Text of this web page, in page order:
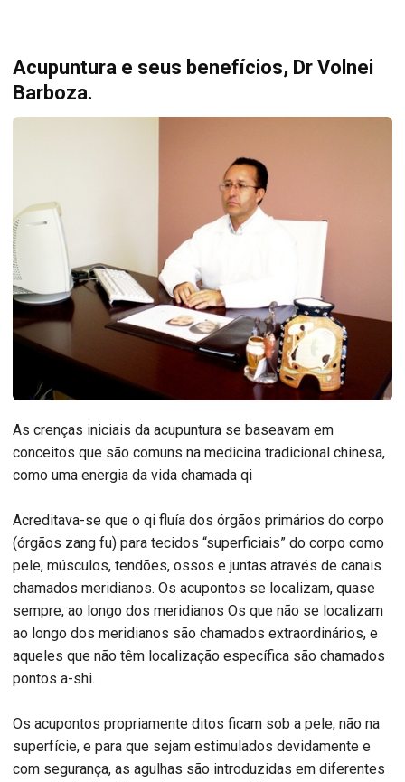
Acupuntura e seus benefícios, Dr Volnei
Barboza.
As crenças iniciais da acupuntura se baseavam em
conceitos que são comuns na medicina tradicional chinesa,
como uma energia da vida chamada qi
Acreditava-se que o qi fluía dos órgãos primários do corpo
(órgãos zang fu) para tecidos “superficiais” do corpo como
pele, músculos, tendões, ossos e juntas através de canais
chamados meridianos. Os acupontos se localizam, quase
sempre, ao longo dos meridianos Os que não se localizam
ao longo dos meridianos são chamados extraordinários, e
aqueles que não têm localização específica são chamados
pontos a-shi.
Os acupontos propriamente ditos ficam sob a pele, não na
superfície, e para que sejam estimulados devidamente e
com segurança, as agulhas são introduzidas em diferentes